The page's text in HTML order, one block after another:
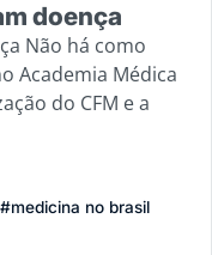
doença
Não há como
Academia Médica
do CFM e a
#medicina no brasil